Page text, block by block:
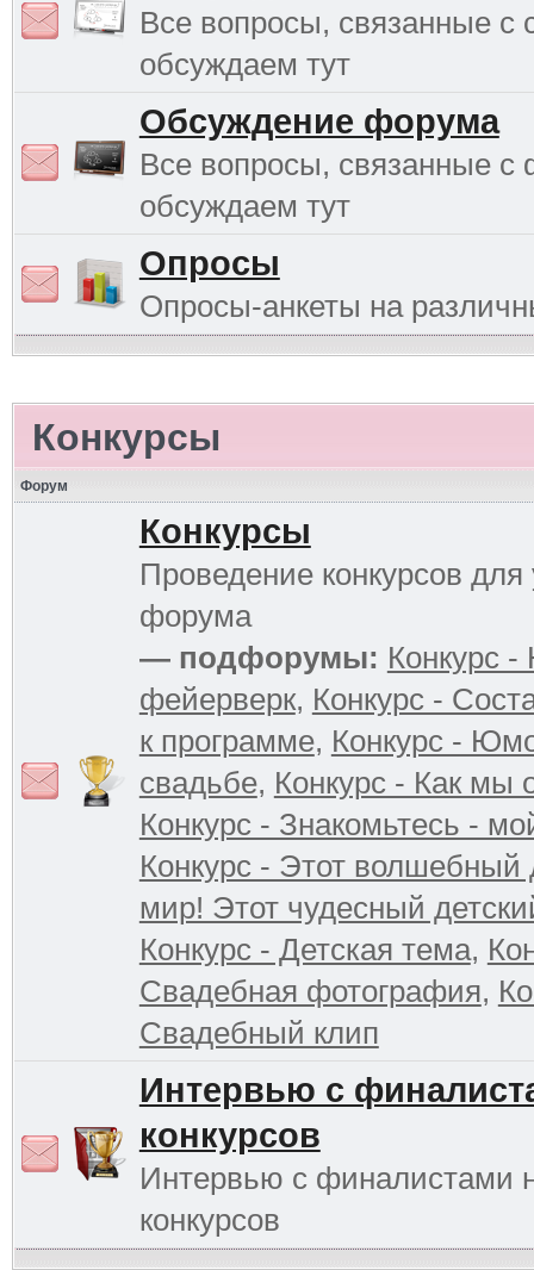
Все вопросы, связанные с
обсуждаем тут
Обсуждение форума
Все вопросы, связанные
обсуждаем тут
Опросы
Опросы-анкеты на
Конкурсы
Форум
Конкурсы
Проведение конкурсов для
форума
— подфорумы: Конкурс
фейерверк, Конкурс -
к программе, Конкурс -
свадьбе, Конкурс - Как мы
Конкурс - Знакомьтесь -
Конкурс - Этот волшебный
мир! Этот чудесный
Конкурс - Детская тема,
Свадебная фотография,
Свадебный клип
Интервью с
конкурсов
Интервью с финалистами
конкурсов